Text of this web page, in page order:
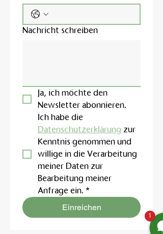
Nachricht schreiben
Ja, ich möchte den
Newsletter abonnieren.
Datenschutzerklärung zur
Kenntnis genommen und
willige in die Verarbeitung
meiner Daten zur
Bearbeitung meiner
Anfrage ein. *
Einreichen
1